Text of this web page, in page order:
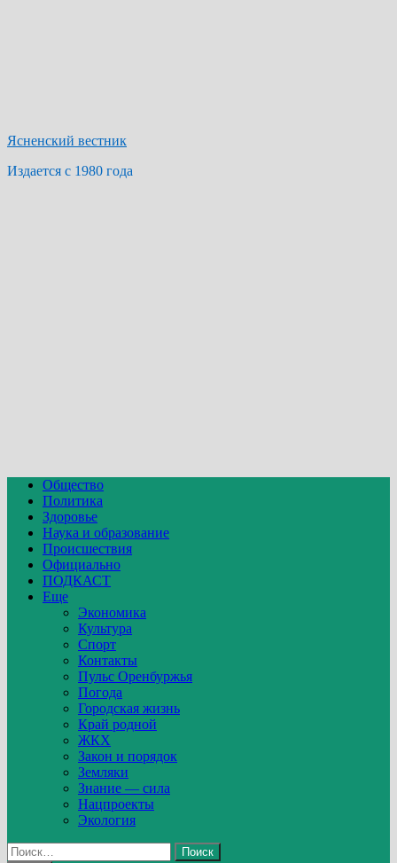
Ясненский вестник
Издается с 1980 года
Общество
Политика
Здоровье
Наука и образование
Происшествия
Официально
ПОДКАСТ
Еще
Экономика
Культура
Спорт
Контакты
Пульс Оренбуржья
Погода
Городская жизнь
Край родной
ЖКХ
Закон и порядок
Земляки
Знание — сила
Нацпроекты
Экология
Найти: